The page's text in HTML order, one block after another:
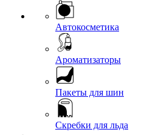
Автокосметика
Ароматизаторы
Пакеты для шин
Скребки для льда